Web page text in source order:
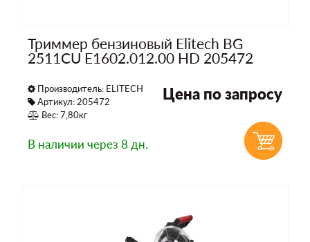
Триммер бензиновый Elitech BG
2511CU E1602.012.00 HD 205472
Производитель: ELITECH
Артикул: 205472
Вес: 7,80кг
Цена по запросу
В наличии через 8 дн.